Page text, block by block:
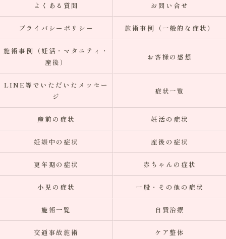
よくある質問 お問い合せ
プライバシーポリシー 施術事例（一般的な症状）
施術事例（妊活・マタニティ・
産後）
お客様の感想
LINE等でいただいたメッセー
ジ
症状一覧
産前の症状 妊活の症状
妊娠中の症状 産後の症状
更年期の症状 赤ちゃんの症状
小児の症状 一般・その他の症状
施術一覧 自費治療
交通事故施術 ケア整体